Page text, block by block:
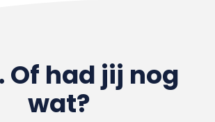
Of had jij nog
wat?